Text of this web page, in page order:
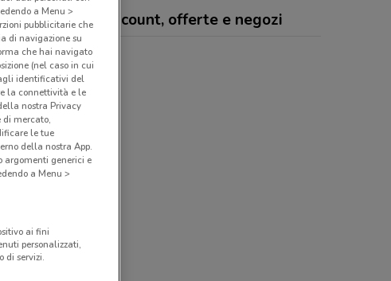
Foto Digital Discount, offerte e negozi
Foto Digital Discount
a Menu >
pubblicitarie che
di navigazione su
che hai navigato
(nel caso in cui
identificativi del
la connettività e le
nostra Privacy
di mercato,
le tue
della nostra App.
argomenti generici e
a Menu >
ai fini
personalizzati,
di servizi.